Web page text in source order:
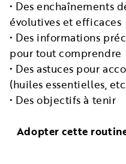
• Des enchaînements
évolutives et efficaces
• Des informations
pour tout comprendre
• Des astuces pour
(huiles essentielles,
• Des objectifs à tenir
Adopter cette